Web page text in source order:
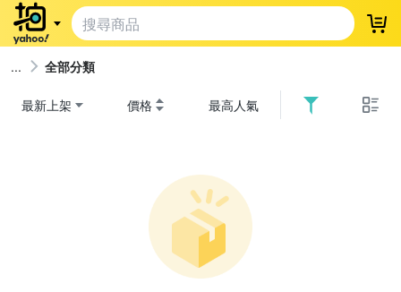
登
全部分類
最新上架 價格 最高人氣